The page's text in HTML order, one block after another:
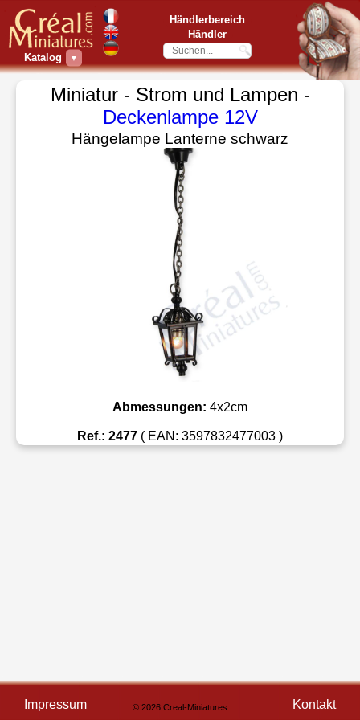
Katalog ▼
Händlerbereich
Händler
Miniatur - Strom und Lampen -
Deckenlampe 12V
Hängelampe Lanterne schwarz
Abmessungen: 4x2cm
Ref.: 2477 ( EAN: 3597832477003 )
Impressum © 2026 Creal-Miniatures Kontakt